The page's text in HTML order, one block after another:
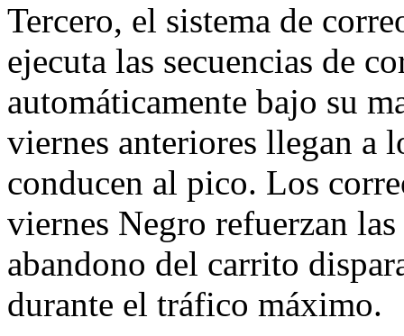
Tercero, el sistema de
ejecuta las secuencias de
automáticamente bajo su
viernes anteriores llegan a
conducen al pico. Los
viernes Negro refuerzan
abandono del carrito
durante el tráfico máximo.